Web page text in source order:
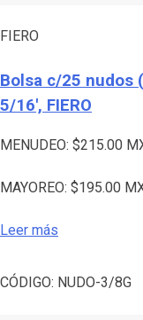
FIERO
Bolsa c/25 nudos
5/16′, FIERO
MENUDEO: $215.00
MAYOREO: $195.00
Leer más
CÓDIGO: NUDO-3/8G